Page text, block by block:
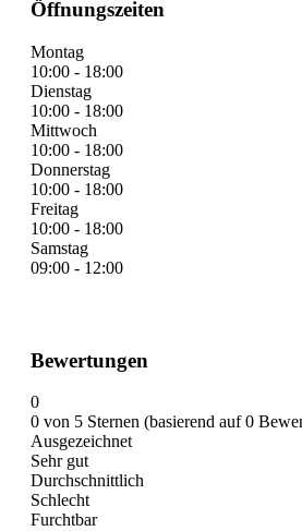
Öffnungszeiten
Montag
10:00 - 18:00
Dienstag
10:00 - 18:00
Mittwoch
10:00 - 18:00
Donnerstag
10:00 - 18:00
Freitag
10:00 - 18:00
Samstag
09:00 - 12:00
Bewertungen
0
0 von 5 Sternen (basierend auf 0
Ausgezeichnet
Sehr gut
Durchschnittlich
Schlecht
Furchtbar